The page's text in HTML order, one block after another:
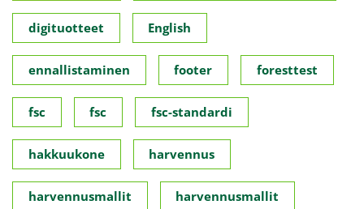
digituotteet English
ennallistaminen footer foresttest
fsc fsc fsc-standardi
hakkuukone harvennus
harvennusmallit harvennusmallit